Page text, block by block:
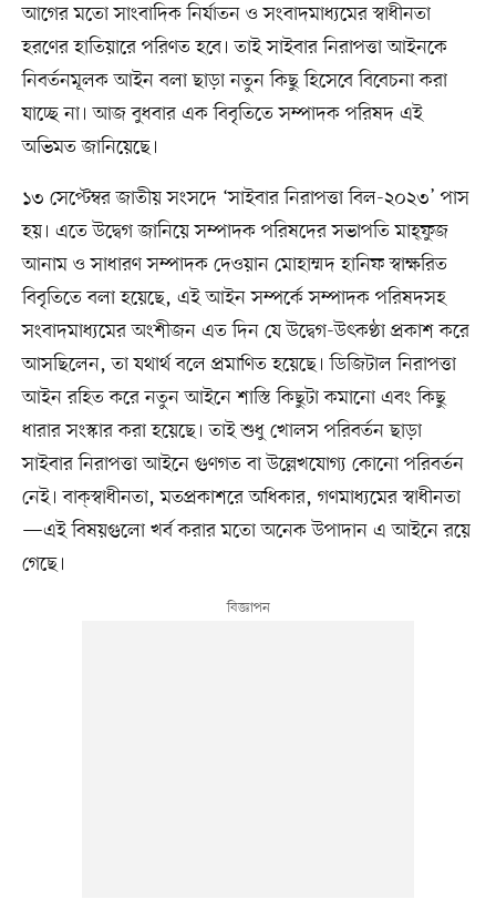
আগের মতো সাংবাদিক নির্যাতন ও সংবাদমাধ্যমের স্বাধীনতা
হরণের হাতিয়ারে পরিণত হবে। তাই সাইবার নিরাপত্তা আইনকে
নিবর্তনমূলক আইন বলা ছাড়া নতুন কিছু হিসেবে বিবেচনা করা
যাচ্ছে না। আজ বুধবার এক বিবৃতিতে সম্পাদক পরিষদ এই
অভিমত জানিয়েছে।
১৩ সেপ্টেম্বর জাতীয় সংসদে ‘সাইবার নিরাপত্তা বিল-২০২৩’ পাস
হয়। এতে উদ্বেগ জানিয়ে সম্পাদক পরিষদের সভাপতি মাহ্‌ফুজ
আনাম ও সাধারণ সম্পাদক দেওয়ান মোহাম্মদ হানিফ স্বাক্ষরিত
বিবৃতিতে বলা হয়েছে, এই আইন সম্পর্কে সম্পাদক পরিষদসহ
সংবাদমাধ্যমের অংশীজন এত দিন যে উদ্বেগ-উৎকণ্ঠা প্রকাশ করে
আসছিলেন, তা যথার্থ বলে প্রমাণিত হয়েছে। ডিজিটাল নিরাপত্তা
আইন রহিত করে নতুন আইনে শাস্তি কিছুটা কমানো এবং কিছু
ধারার সংস্কার করা হয়েছে। তাই শুধু খোলস পরিবর্তন ছাড়া
সাইবার নিরাপত্তা আইনে গুণগত বা উল্লেখযোগ্য কোনো পরিবর্তন
নেই। বাক্‌স্বাধীনতা, মতপ্রকাশরে অধিকার, গণমাধ্যমের স্বাধীনতা
—এই বিষয়গুলো খর্ব করার মতো অনেক উপাদান এ আইনে রয়ে
গেছে।